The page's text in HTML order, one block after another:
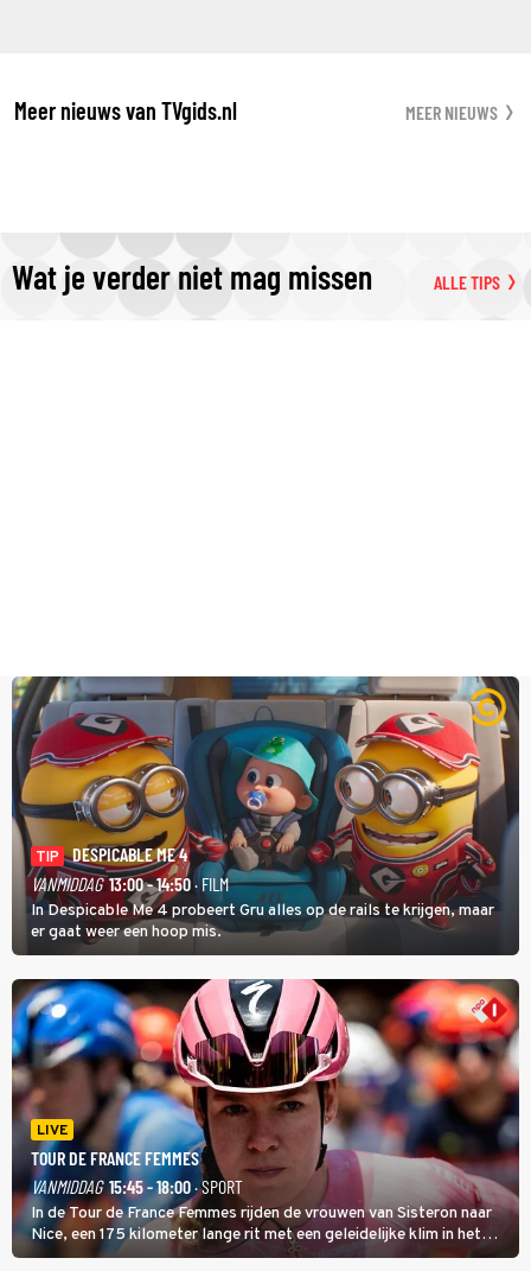
Meer nieuws van TVgids.nl MEER NIEUWS
Wat je verder niet mag missen ALLE TIPS
TIP
DESPICABLE ME 4
VANMIDDAG 13:00 - 14:50· FILM
In Despicable Me 4 probeert Gru alles op de rails te krijgen, maar
er gaat weer een hoop mis.
LIVE
TOUR DE FRANCE FEMMES
VANMIDDAG 15:45 - 18:00· SPORT
In de Tour de France Femmes rijden de vrouwen van Sisteron naar
Nice, een 175 kilometer lange rit met een geleidelijke klim in het
midden. Dat is mogelijk niet de zwaarste hindernis, dat is de